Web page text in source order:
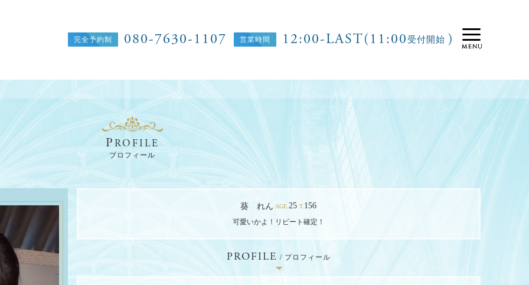
080-7630-1107 12:00-LAST(11:00 受付開始 )
P ROFILE
プロフィール
葵 れん AGE. 25 T. 156
可愛いかよ！リピート確定！
PROFILE / プロフィール